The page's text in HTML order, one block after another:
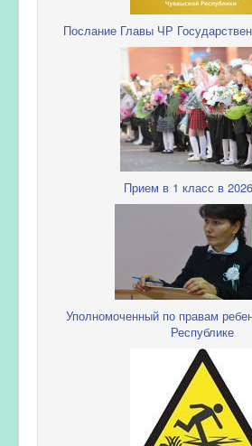
Послание Главы ЧР
Прием в 1 класс в
Уполномоченный по правам
Республике